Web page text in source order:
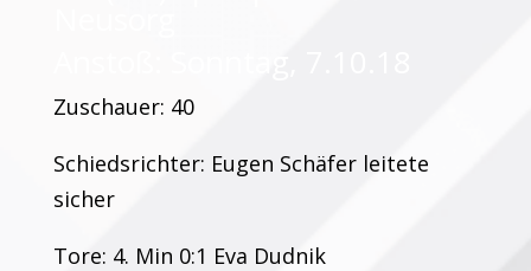
Zuschauer: 40
Schiedsrichter: Eugen Schäfer leitete
sicher
Tore: 4. Min 0:1 Eva Dudnik